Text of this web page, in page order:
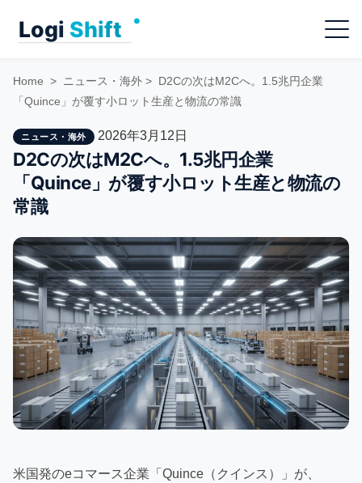
Menu
Home > ニュース・海外 > D2Cの次はM2Cへ。1.5兆円企業
「Quince」が覆す小ロット生産と物流の常識
ニュース・海外 2026年3月12日
D2Cの次はM2Cへ。1.5兆円企業
「Quince」が覆す小ロット生産と物流の
常識
米国発のeコマース企業「Quince（クインス）」が、